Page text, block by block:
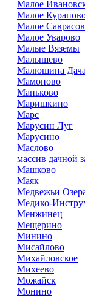
Малое
Малое
Малое
Малое Уварово
Малые Вяземы
Малышево
Малюшина Дача
Мамоново
Маньково
Маришкино
Марс
Марусин Луг
Марусино
Маслово
массив дачной
Машково
Маяк
Медвежьи
Медико-
Менжинец
Мещерино
Минино
Мисайлово
Михайловское
Михеево
Можайск
Монино